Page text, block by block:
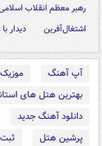
رهبر معظم انقلاب
اشتغال‌آفرین
دیدار
آپ آهنگ
بهترین هتل های
دانلود آهنگ جدید
پرشین هتل